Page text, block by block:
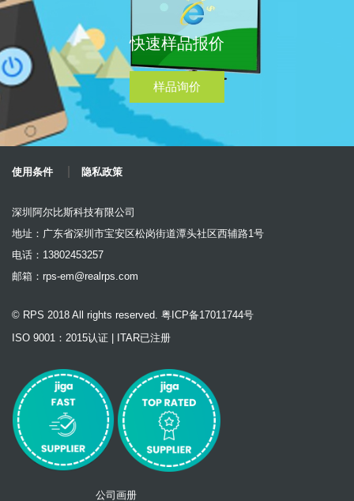
快速样品报价
样品询价
使用条件 隐私政策
深圳阿尔比斯科技有限公司
地址：广东省深圳市宝安区松岗街道潭头社区西辅路1号
电话：13802453257
邮箱： rps-em@realrps.com
© RPS 2018 All rights reserved. 粤ICP备17011744号
ISO 9001：2015认证 | ITAR已注册
公司画册